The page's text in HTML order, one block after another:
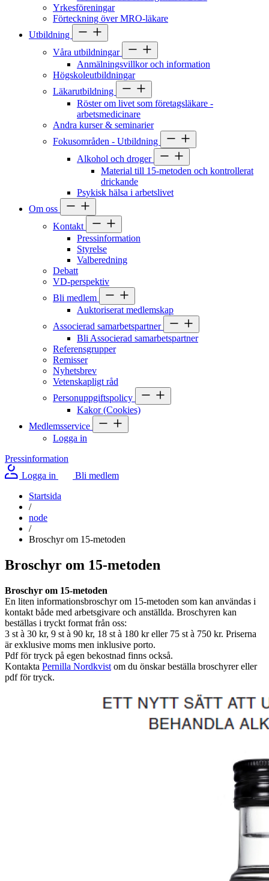
Yrkesföreningar
Förteckning över MRO-läkare
Utbildning
Våra utbildningar
Anmälningsvillkor och information
Högskoleutbildningar
Läkarutbildning
Röster om livet som företagsläkare -
arbetsmedicinare
Andra kurser & seminarier
Fokusområden - Utbildning
Alkohol och droger
Material till 15-metoden och kontrollerat
drickande
Psykisk hälsa i arbetslivet
Om oss
Kontakt
Pressinformation
Styrelse
Valberedning
Debatt
VD-perspektiv
Bli medlem
Auktoriserat medlemskap
Associerad samarbetspartner
Bli Associerad samarbetspartner
Referensgrupper
Remisser
Nyhetsbrev
Vetenskapligt råd
Personuppgiftspolicy
Kakor (Cookies)
Medlemsservice
Logga in
Pressinformation
Logga in
Bli medlem
Startsida
/
node
/
Broschyr om 15-metoden
Broschyr om 15-metoden
Broschyr om 15-metoden
En liten informationsbroschyr om 15-metoden som kan användas i
kontakt både med arbetsgivare och anställda. Broschyren kan
beställas i tryckt format från oss:
3 st à 30 kr, 9 st à 90 kr, 18 st à 180 kr eller 75 st à 750 kr. Priserna
är exklusive moms men inklusive porto.
Pdf för tryck på egen bekostnad finns också.
Kontakta Pernilla Nordkvist om du önskar beställa broschyrer eller
pdf för tryck.